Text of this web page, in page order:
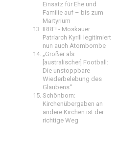
Einsatz für Ehe und
Familie auf – bis zum
Martyrium
IRRE! - Moskauer
Patriarch Kyrill legitimiert
nun auch Atombombe
„Größer als
[australischer] Football:
Die unstoppbare
Wiederbelebung des
Glaubens“
Schönborn:
Kirchenübergaben an
andere Kirchen ist der
richtige Weg